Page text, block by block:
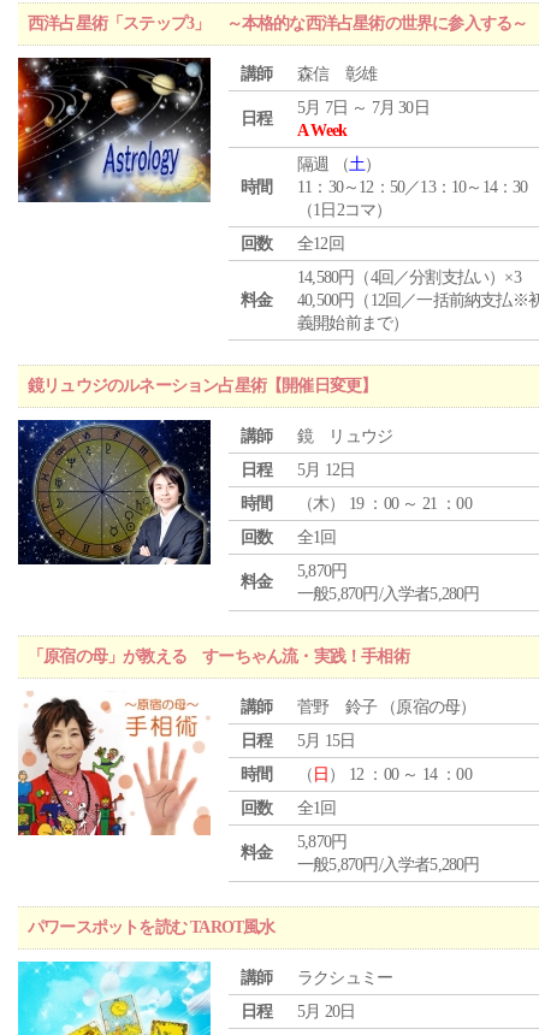
西洋占星術「ステップ3」 ～本格的な西洋占星術の世界に参入する～
講師 森信 彰雄
日程
5月 7日 ～ 7月 30日
A Week
時間
隔週 （土）
11：30～12：50／13：10～14：30
（1日2コマ）
回数
全12回
料金
14,580円（4回／分割支払い）×3
40,500円（12回／一括前納支払※
義開始前まで）
鏡リュウジのルネーション占星術【開催日変更】
講師
鏡 リュウジ
日程
5月 12日
時間
（木） 19 ：00 ～ 21 ：00
回数
全1回
料金
5,870円
一般5,870円/入学者5,280円
「原宿の母」が教える すーちゃん流・実践！手相術
講師
菅野 鈴子 （原宿の母）
日程
5月 15日
時間
（ 日 ） 12 ：00 ～ 14 ：00
回数
全1回
料金
5,870円
一般5,870円/入学者5,280円
パワースポットを読む TAROT風水
講師
ラクシュミー
日程
5月 20日